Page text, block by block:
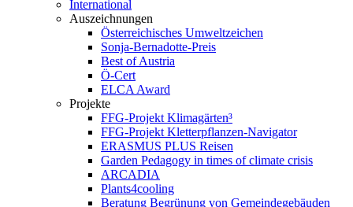
International
Auszeichnungen
Österreichisches Umweltzeichen
Sonja-Bernadotte-Preis
Best of Austria
Ö-Cert
ELCA Award
Projekte
FFG-Projekt Klimagärten³
FFG-Projekt Kletterpflanzen-Navigator
ERASMUS PLUS Reisen
Garden Pedagogy in times of climate crisis
ARCADIA
Plants4cooling
Beratung Begrünung von Gemeindegebäuden